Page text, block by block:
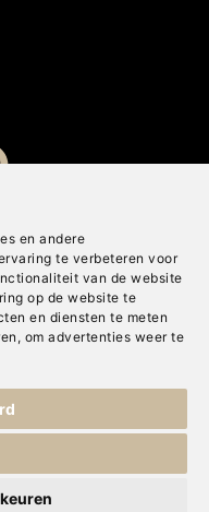
en andere
te verbeteren voor
van de website
op de website te
en diensten te meten
, om advertenties weer te